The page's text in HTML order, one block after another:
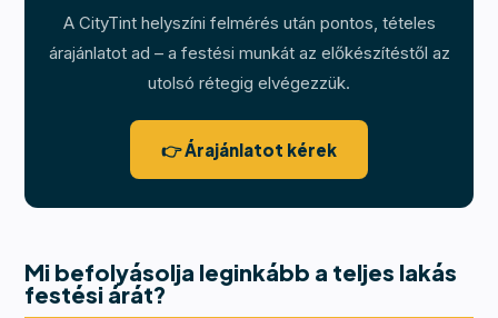
A CityTint helyszíni felmérés után pontos, tételes
árajánlatot ad – a festési munkát az előkészítéstől az
utolsó rétegig elvégezzük.
👉 Árajánlatot kérek
Mi befolyásolja leginkább a teljes lakás
festési árát?